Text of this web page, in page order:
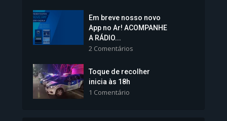
Vice-Prefeita Sheila Lemos
tomará posse nesta...
1.101 Modos de exibição
Em breve nosso novo
App no Ar! ACOMPANHE
A RÁDIO...
2 Comentários
Toque de recolher
inicia às 18h
1 Comentário